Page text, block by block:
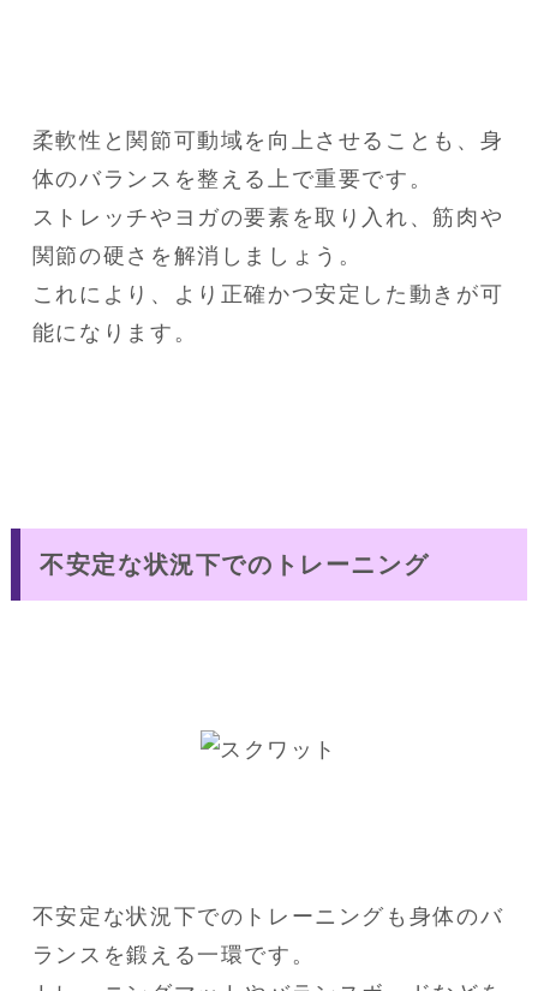
柔軟性と関節可動域を向上させることも、身
体のバランスを整える上で重要です。
ストレッチやヨガの要素を取り入れ、筋肉や
関節の硬さを解消しましょう。
これにより、より正確かつ安定した動きが可
能になります。
不安定な状況下でのトレーニング
不安定な状況下でのトレーニングも身体のバ
ランスを鍛える一環です。